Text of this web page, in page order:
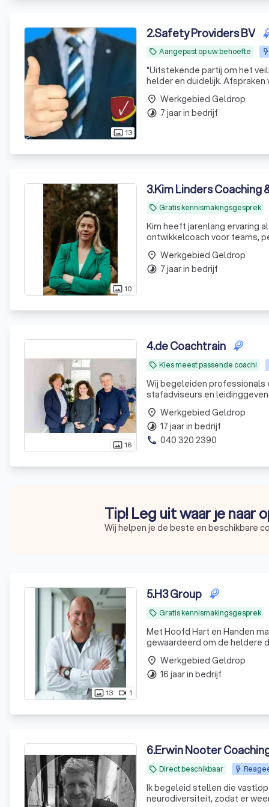
photo_size_select_actual 13
2.Safety Providers BV
local_offer Aangepast op uw behoefte
"Uitstekende partij om het
helder en duidelijk.
optreden bij een dreigend
place Werkgebied Geldrop
timelapse 7 jaar in bedrijf
photo_size_select_actual 10
3.Kim Linders Coaching
local_offer Gratis kennismakingsgesprek
Kim heeft jarenlang ervaring als
ontwikkelcoach voor teams,
place Werkgebied Geldrop
timelapse 7 jaar in bedrijf
photo_size_select_actual 16
4.de Coachtrain
local_offer Kies meest passende coach!
Wij begeleiden professionals
stafadviseurs en leidinggevenden die hun volgende (loopbaan) stap willen zetten of meer balans willen
place Werkgebied Geldrop
timelapse 17 jaar in bedrijf
phone 040 320 2390
Tip! Leg uit waar je naar
Wij helpen je de beste en beschikbare
photo_size_select_actual 13 videocam 1
5.H3 Group
local_offer Gratis kennismakingsgesprek
Met Hoofd Hart en Handen
place Werkgebied Geldrop
timelapse 16 jaar in bedrijf
6.Erwin Nooter
local_offer Direct beschikbaar
Ik begeleid stellen die
neurodiversiteit, zodat er